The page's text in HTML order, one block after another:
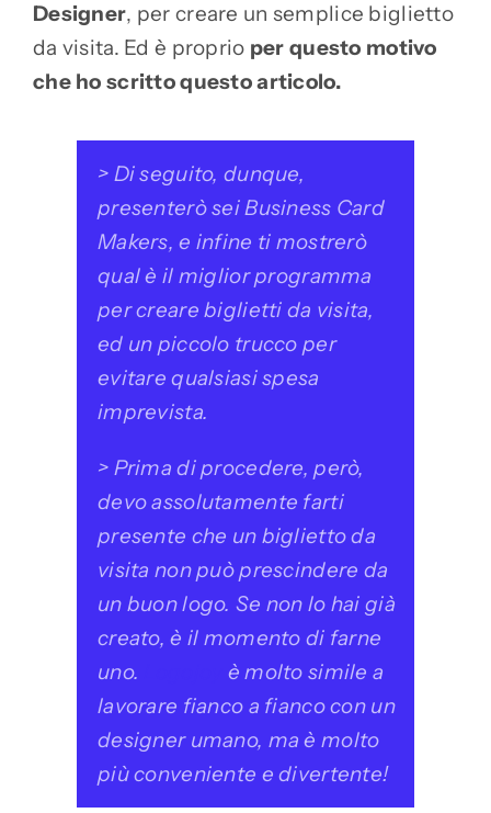
Designer, per creare un semplice biglietto
da visita. Ed è proprio per questo motivo
che ho scritto questo articolo.
> Di seguito, dunque,
presenterò sei Business Card
Makers, e infine ti mostrerò
qual è il miglior programma
per creare biglietti da visita,
ed un piccolo trucco per
evitare qualsiasi spesa
imprevista.
> Prima di procedere, però,
devo assolutamente farti
presente che un biglietto da
visita non può prescindere da
un buon logo. Se non lo hai già
creato, è il momento di farne
uno.
è molto simile a
lavorare fianco a fianco con un
designer umano, ma è molto
più conveniente e divertente!